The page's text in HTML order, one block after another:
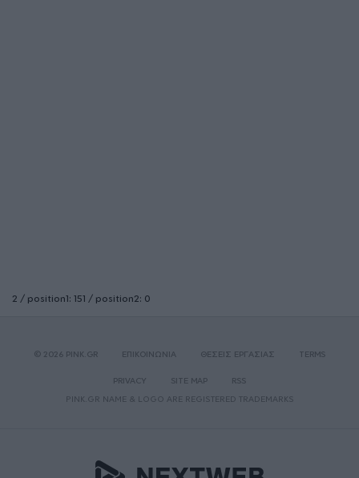
2 / position1: 151 / position2: 0
© 2026 PINK.GR ΕΠΙΚΟΙΝΩΝΙΑ ΘΕΣΕΙΣ ΕΡΓΑΣΙΑΣ TERMS
PRIVACY SITE MAP
RSS
PINK.GR NAME & LOGO ARE REGISTERED TRADEMARKS